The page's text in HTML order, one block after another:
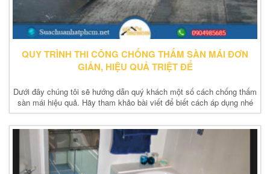
QUY TRÌNH THI CÔNG CHỐNG THẤM SÀN MÁI ĐƠN
GIẢN, HIỆU QUẢ TRIỆT ĐỂ
Dưới đây chúng tôi sẽ hướng dẫn quý khách một số cách chống thấm
sàn mái hiệu quả. Hãy tham khảo bài viết để biết cách áp dụng nhé